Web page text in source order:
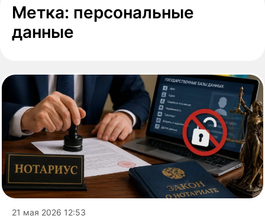
Метка: персональные
данные
21 мая 2026 12:53